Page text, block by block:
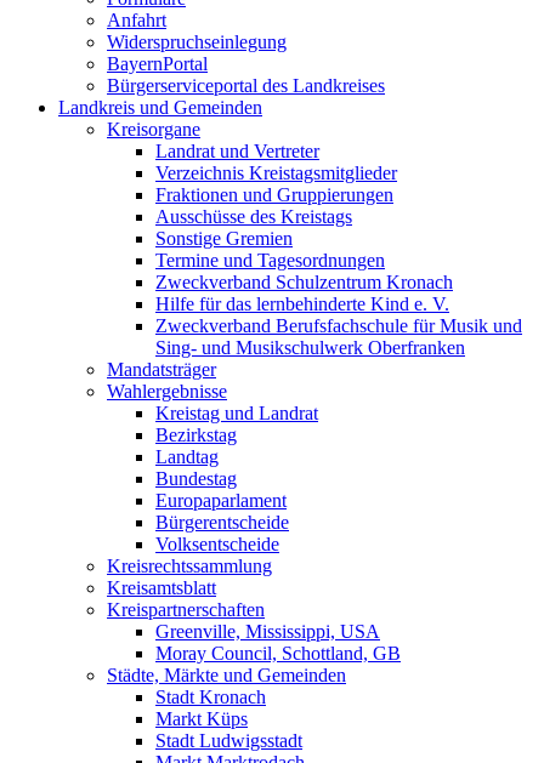
Anfahrt
Widerspruchseinlegung
BayernPortal
Bürgerserviceportal des Landkreises
Landkreis und Gemeinden
Kreisorgane
Landrat und Vertreter
Verzeichnis Kreistagsmitglieder
Fraktionen und Gruppierungen
Ausschüsse des Kreistags
Sonstige Gremien
Termine und Tagesordnungen
Zweckverband Schulzentrum Kronach
Hilfe für das lernbehinderte Kind e. V.
Zweckverband Berufsfachschule für Musik und
Sing- und Musikschulwerk Oberfranken
Mandatsträger
Wahlergebnisse
Kreistag und Landrat
Bezirkstag
Landtag
Bundestag
Europaparlament
Bürgerentscheide
Volksentscheide
Kreisrechtssammlung
Kreisamtsblatt
Kreispartnerschaften
Greenville, Mississippi, USA
Moray Council, Schottland, GB
Städte, Märkte und Gemeinden
Stadt Kronach
Markt Küps
Stadt Ludwigsstadt